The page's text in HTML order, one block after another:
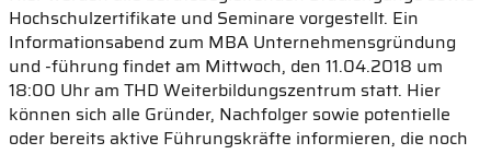
Hochschulzertifikate und Seminare vorgestellt. Ein
Informationsabend zum MBA Unternehmensgründung
und -führung findet am Mittwoch, den 11.04.2018 um
18:00 Uhr am THD Weiterbildungszentrum statt. Hier
können sich alle Gründer, Nachfolger sowie potentielle
oder bereits aktive Führungskräfte informieren, die noch